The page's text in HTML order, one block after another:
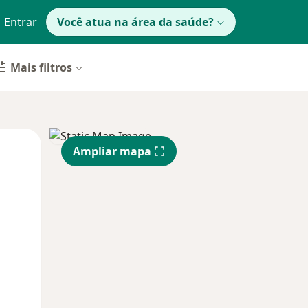
Entrar Você atua na área da saúde?
Mais filtros
Segunda-feira Ter,
11 Ago
Qua
12 Ago
Ampliar mapa